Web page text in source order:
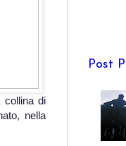
collina di
nella
Post